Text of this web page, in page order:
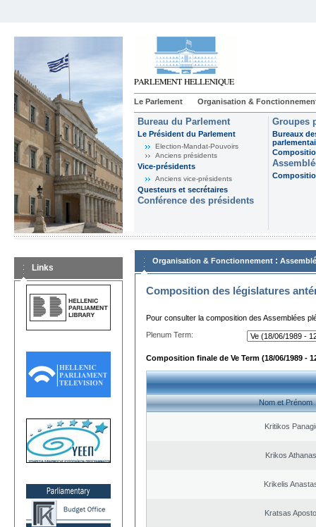
Le Parlement Organisation &
Bureau du Parlement
Le Président du Parlement
Election-Mandat-Pouvoirs
Anciens présidents
Vice-présidents
Anciens vice-présidents
Questeurs et secrétaires
Conférence des présidents
Groupes
Bureaux
Links
Organisation & Fonctionnement :
Composition des législatures
Pour consulter la composition des Assemblées
Plenum Term:
Composition finale de Ve Term (18/06/1989 -
Nom et Prénom
Kritikos
Krikos
Krikelis
Kratsas